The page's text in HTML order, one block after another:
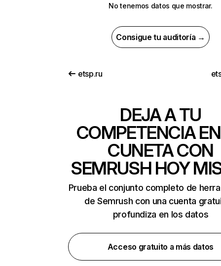
No tenemos datos que mostrar.
Consigue tu auditoría →
etsp.ru
DEJA A TU
COMPETENCIA
CUNETA CON
SEMRUSH HOY
Prueba el conjunto completo de
de Semrush con una cuenta
profundiza en los datos
Acceso gratuito a más datos